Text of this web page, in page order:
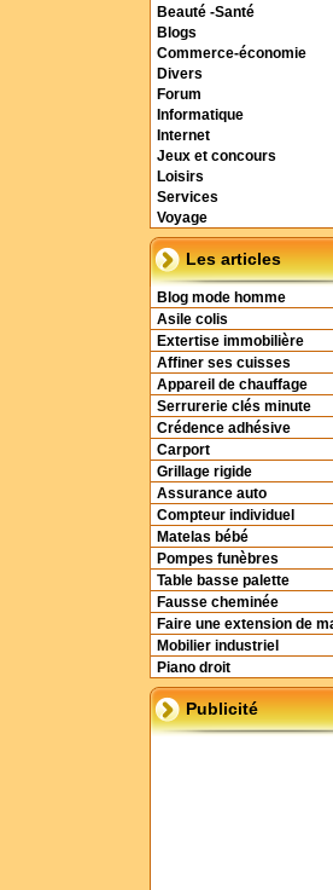
Beauté -Santé
Blogs
Commerce-économie
Divers
Forum
Informatique
Internet
Jeux et concours
Loisirs
Services
Voyage
Les articles
Blog mode homme
Asile colis
Extertise immobilière
Affiner ses cuisses
Appareil de chauffage
Serrurerie clés minute
Crédence adhésive
Carport
Grillage rigide
Assurance auto
Compteur individuel
Matelas bébé
Pompes funèbres
Table basse palette
Fausse cheminée
Faire une extension de
Mobilier industriel
Piano droit
Publicité